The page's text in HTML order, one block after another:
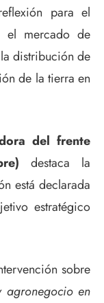
para el
el mercado de
distribución de
de la tierra en
del frente
destaca la
está declarada
estratégico
sobre
agronegocio en